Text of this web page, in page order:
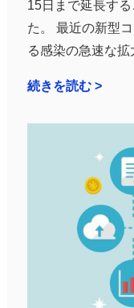
15日まで延長す
た。 最近の新型
る感染の急速な
続きを読む >